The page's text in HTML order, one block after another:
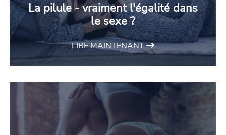
La pilule - vraiment l'égalité dans
le sexe ?
LIRE MAINTENANT